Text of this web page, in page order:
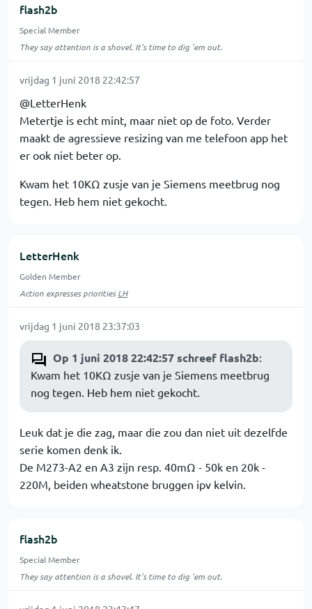
flash2b
Special Member
They say attention is a shovel. It's time to dig 'em out.
vrijdag 1 juni 2018 22:42:57
@LetterHenk
Metertje is echt mint, maar niet op de foto. Verder
maakt de agressieve resizing van me telefoon app het
er ook niet beter op.
Kwam het 10KΩ zusje van je Siemens meetbrug nog
tegen. Heb hem niet gekocht.
LetterHenk
Golden Member
Action expresses prioritiesLH
vrijdag 1 juni 2018 23:37:03
Op 1 juni 2018 22:42:57 schreef flash2b:
Kwam het 10KΩ zusje van je Siemens meetbrug
nog tegen. Heb hem niet gekocht.
Leuk dat je die zag, maar die zou dan niet uit dezelfde
serie komen denk ik.
De M273-A2 en A3 zijn resp. 40mΩ - 50k en 20k -
220M, beiden wheatstone bruggen ipv kelvin.
flash2b
Special Member
They say attention is a shovel. It's time to dig 'em out.